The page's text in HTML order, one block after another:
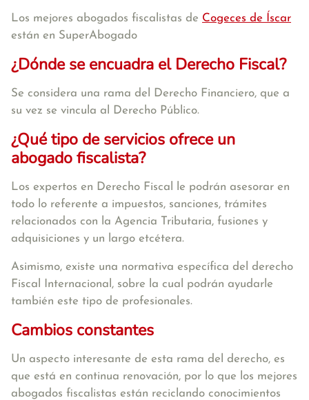
Los mejores abogados fiscalistas de Cogeces de Íscar
están en SuperAbogado
¿Dónde se encuadra el Derecho Fiscal?
Se considera una rama del Derecho Financiero, que a
su vez se vincula al Derecho Público.
¿Qué tipo de servicios ofrece un
abogado fiscalista?
Los expertos en Derecho Fiscal le podrán asesorar en
todo lo referente a impuestos, sanciones, trámites
relacionados con la Agencia Tributaria, fusiones y
adquisiciones y un largo etcétera.
Asimismo, existe una normativa específica del derecho
Fiscal Internacional, sobre la cual podrán ayudarle
también este tipo de profesionales.
Cambios constantes
Un aspecto interesante de esta rama del derecho, es
que está en continua renovación, por lo que los mejores
abogados fiscalistas están reciclando conocimientos